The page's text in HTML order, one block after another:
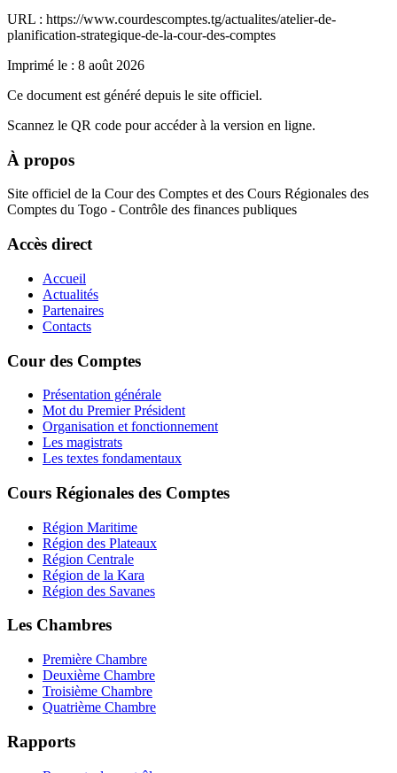
URL : https://www.courdescomptes.tg/actualites/atelier-de-
planification-strategique-de-la-cour-des-comptes
Imprimé le : 8 août 2026
Ce document est généré depuis le site officiel.
Scannez le QR code pour accéder à la version en ligne.
À propos
Site officiel de la Cour des Comptes et des Cours Régionales des
Comptes du Togo - Contrôle des finances publiques
Accès direct
Accueil
Actualités
Partenaires
Contacts
Cour des Comptes
Présentation générale
Mot du Premier Président
Organisation et fonctionnement
Les magistrats
Les textes fondamentaux
Cours Régionales des Comptes
Région Maritime
Région des Plateaux
Région Centrale
Région de la Kara
Région des Savanes
Les Chambres
Première Chambre
Deuxième Chambre
Troisième Chambre
Quatrième Chambre
Rapports